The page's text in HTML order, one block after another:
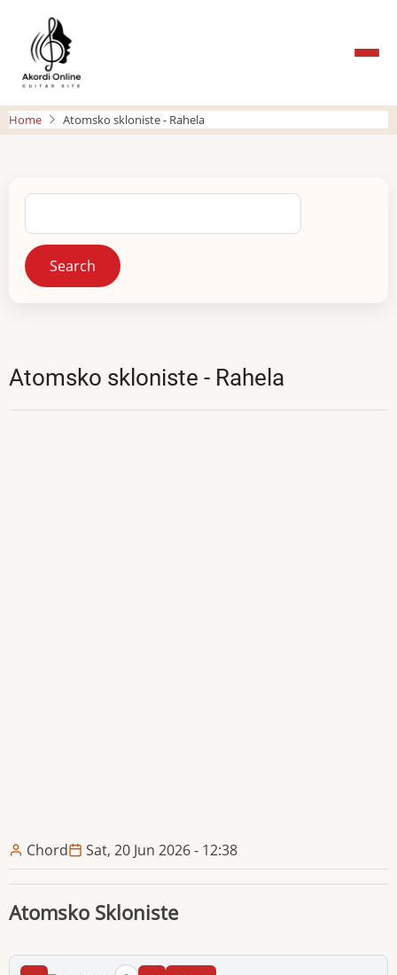
main
content
Home Atomsko skloniste - Rahela
Search
Atomsko skloniste - Rahela
Chord Sat, 20 Jun 2026 - 12:38
Atomsko Skloniste